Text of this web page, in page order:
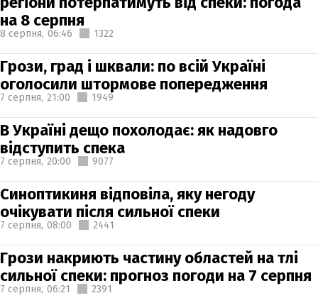
на 8 серпня
8 серпня, 06:46 1322
Грози, град і шквали: по всій Україні
оголосили штормове попередження
7 серпня, 21:00 1949
В Україні дещо похолодає: як надовго
відступить спека
7 серпня, 20:00 9077
Синоптикиня відповіла, яку негоду
очікувати після сильної спеки
7 серпня, 08:00 2441
Грози накриють частину областей на тлі
сильної спеки: прогноз погоди на 7 серпня
7 серпня, 06:21 2391